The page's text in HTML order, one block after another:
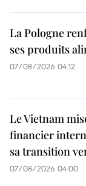
La Pologne
ses produits
07/08/2026 04:12
Le Vietnam
financier
sa transition
07/08/2026 04:00